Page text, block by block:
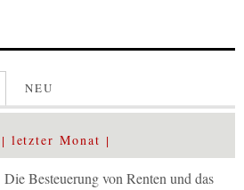
NEU
letzter Monat
Die Besteuerung von Renten und das